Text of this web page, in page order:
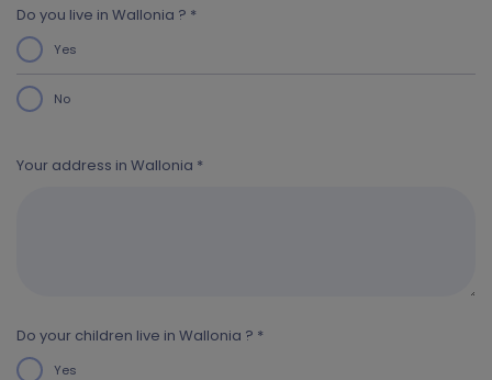
Do you live in Wallonia ? *
Yes
No
Your address in Wallonia *
Do your children live in Wallonia ? *
Yes